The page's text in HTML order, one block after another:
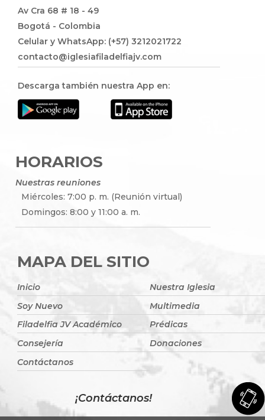
Av Cra 68 # 18 - 49
Bogotá - Colombia
Celular y WhatsApp: (+57) 3212021722
contacto@iglesiafiladelfiajv.com
Descarga también nuestra App en:
HORARIOS
Nuestras reuniones
Miércoles: 7:00 p. m. (Reunión virtual)
Domingos: 8:00 y 11:00 a. m.
MAPA DEL SITIO
Inicio
Nuestra Iglesia
Soy Nuevo
Multimedia
Filadelfia JV Académico
Prédicas
Consejería
Donaciones
Contáctanos
¡Contáctanos!